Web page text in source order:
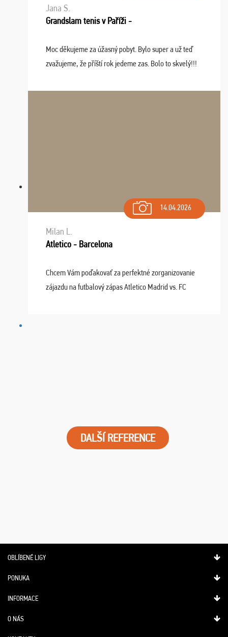
Jana S.
Grandslam tenis v Paříži -
Moc děkujeme za úžasný pobyt. Bylo super a už teď
zvažujeme, že příští rok jedeme zas. Bolo to skvelý!!!
14.04.2026
Milan L.
Atletico - Barcelona
Chcem Vám poďakovať za perfektné zorganizovanie
zájazdu na futbalový zápas Atletico Madrid vs. FC
DALŠÍ REFERENCE
OBLÍBENÉ LIGY
PONUKA
INFORMACE
O NÁS